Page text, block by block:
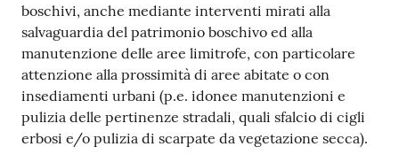
boschivi, anche mediante interventi mirati alla
salvaguardia del patrimonio boschivo ed alla
manutenzione delle aree limitrofe, con particolare
attenzione alla prossimità di aree abitate o con
insediamenti urbani (p.e. idonee manutenzioni e
pulizia delle pertinenze stradali, quali sfalcio di cigli
erbosi e/o pulizia di scarpate da vegetazione secca).